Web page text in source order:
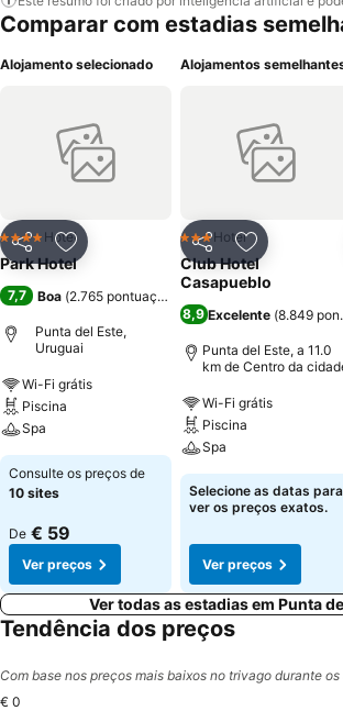
Comparar com estadias
Alojamento selecionado
PartilharAdicionar aos favoritos
4 EstrelasHotel
Park Hotel
7,7 Boa (2.765 pontuações
Punta del Este,
Uruguai
Wi-Fi grátis
Piscina
Spa
Consulte os preços de
10 sites
De € 59
Ver preços
Alojamentos
PartilharAdicionar
3 Estrelas
Hotel
Club Hotel
Casapueblo
8,9 Excelente (8.849
Punta del Este, a 11.0
km de Centro da
Wi-Fi grátis
Piscina
Spa
Selecione as datas para
ver os preços exatos.
Ver preços
Ver todas as estadias em Punta
Tendência dos preços
Com base nos preços mais baixos no trivago durante
€ 0